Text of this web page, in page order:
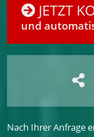
JETZT
und
Nach Ihrer Anfrage